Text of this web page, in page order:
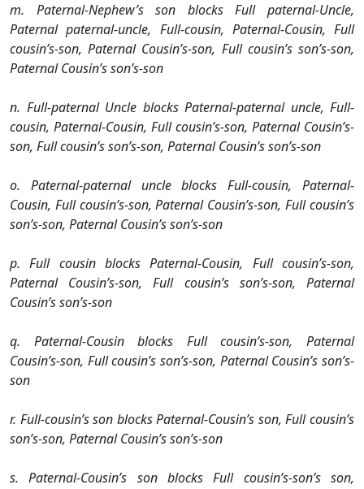
m. Paternal-Nephew’s son blocks Full paternal-Uncle,
Paternal paternal-uncle, Full-cousin, Paternal-Cousin, Full
cousin’s-son, Paternal Cousin’s-son, Full cousin’s son’s-son,
Paternal Cousin’s son’s-son
n. Full-paternal Uncle blocks Paternal-paternal uncle, Full-
cousin, Paternal-Cousin, Full cousin’s-son, Paternal Cousin’s-
son, Full cousin’s son’s-son, Paternal Cousin’s son’s-son
o. Paternal-paternal uncle blocks Full-cousin, Paternal-
Cousin, Full cousin’s-son, Paternal Cousin’s-son, Full cousin’s
son’s-son, Paternal Cousin’s son’s-son
p. Full cousin blocks Paternal-Cousin, Full cousin’s-son,
Paternal Cousin’s-son, Full cousin’s son’s-son, Paternal
Cousin’s son’s-son
q. Paternal-Cousin blocks Full cousin’s-son, Paternal
Cousin’s-son, Full cousin’s son’s-son, Paternal Cousin’s son’s-
son
r. Full-cousin’s son blocks Paternal-Cousin’s son, Full cousin’s
son’s-son, Paternal Cousin’s son’s-son
s. Paternal-Cousin’s son blocks Full cousin’s-son’s son,